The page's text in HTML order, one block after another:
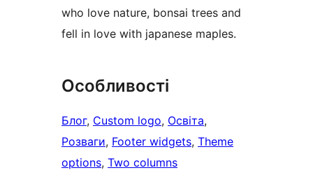
who love nature, bonsai trees and
fell in love with japanese maples.
Особливості
Блог, Custom logo, Освіта
Розваги, Footer widgets, Theme
options, Two columns